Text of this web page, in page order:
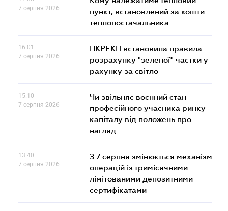
7 серпня 2026
пункт, встановлений за кошти
теплопостачальника
16.01
7 серпня 2026
НКРЕКП встановила правила
розрахунку "зеленої" частки у
рахунку за світло
15.10
7 серпня 2026
Чи звільняє воєнний стан
професійного учасника ринку
капіталу від положень про
нагляд
13.40
7 серпня 2026
З 7 серпня змінюється механізм
операцій із тримісячними
лімітованими депозитними
сертифікатами